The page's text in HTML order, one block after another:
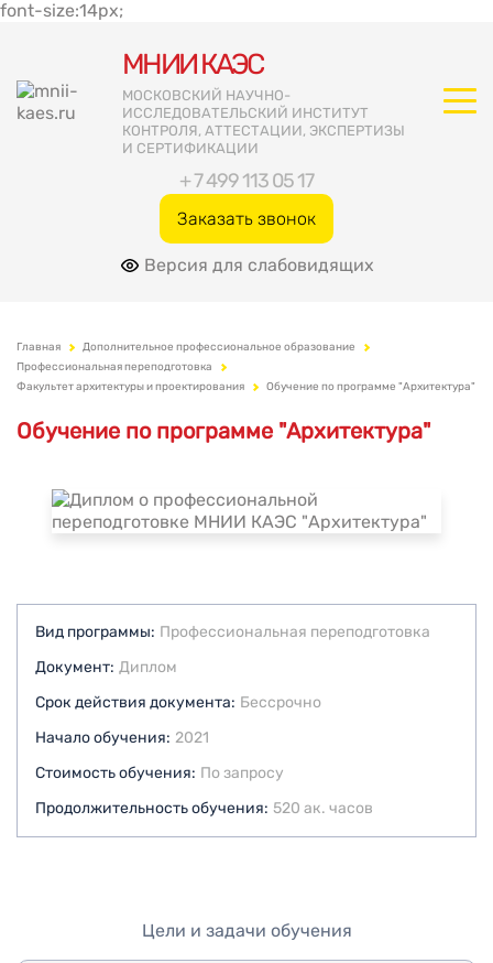
font-size:14px;
МНИИ КАЭС
МОСКОВСКИЙ НАУЧНО-
ИССЛЕДОВАТЕЛЬСКИЙ ИНСТИТУТ
КОНТРОЛЯ, АТТЕСТАЦИИ, ЭКСПЕРТИЗЫ
И СЕРТИФИКАЦИИ
+ 7 499 113 05 17
Заказать звонок
Версия для слабовидящих
Главная
Дополнительное профессиональное образование
Профессиональная переподготовка
Факультет архитектуры и проектирования
Обучение по программе "Архитектура"
Обучение по программе "Архитектура"
Вид программы: Профессиональная переподготовка
Документ: Диплом
Срок действия документа: Бессрочно
Начало обучения: 2021
Стоимость обучения: По запросу
Продолжительность обучения: 520 ак. часов
Цели и задачи обучения